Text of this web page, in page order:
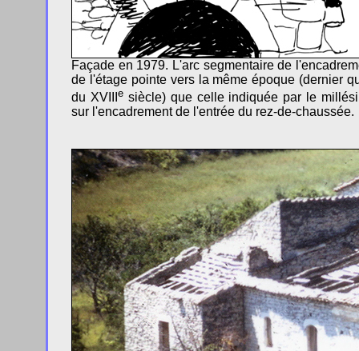
Façade en 1979. L'arc segmentaire de
de l'étage pointe vers la même époque (dernier
du XVIII esiècle) que celle indiquée par le
sur l'encadrement de l'entrée du rez-de-chaussée.